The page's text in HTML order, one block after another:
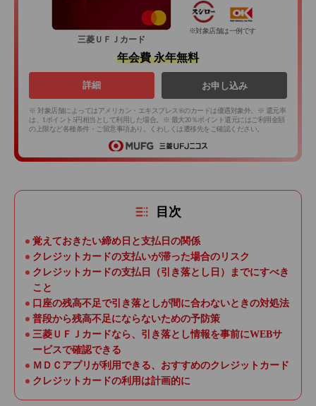
三菱ＵＦＪカード
※対象店舗は一例です
年会費 永年無料
詳細 お申し込み
※ 対象店舗によってはアメリカン・エキスプレス®のカードは優遇対象外。※ 還元率
は、1ポイント5円相当として利用した場合。※ 最大20％ポイント還元にはご利用金額
の上限など各種条件・ご留意事項あり。くわしくは遷移先をご確認ください。
目次
覚えておきたい締め日と支払日の関係
クレジットカードの支払いが滞った場合のリスク
クレジットカードの支払日（引き落とし日）までにすべき
こと
口座の残高不足で引き落としが間に合わないときの対処法
普段から残高不足にならないための予防策
三菱ＵＦＪカードなら、引き落とし情報を事前にWEBサ
ービスで確認できる
ＭＤＣアプリが利用できる、おすすめのクレジットカード
クレジットカードの利用は計画的に